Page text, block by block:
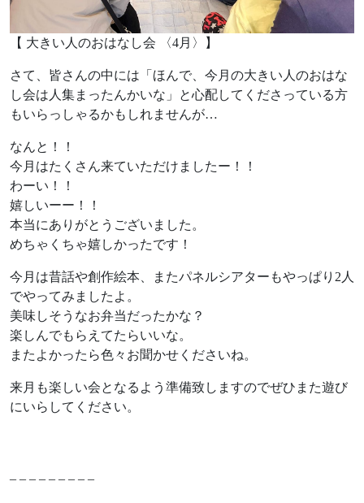
【 大きい人のおはなし会 〈4月〉】
さて、皆さんの中には「ほんで、今月の大きい人のおはな
し会は人集まったんかいな」と心配してくださっている方
もいらっしゃるかもしれませんが…
なんと！！
今月はたくさん来ていただけましたー！！
わーい！！
嬉しいーー！！
本当にありがとうございました。
めちゃくちゃ嬉しかったです！
今月は昔話や創作絵本、またパネルシアターもやっぱり2人
でやってみましたよ。
美味しそうなお弁当だったかな？
楽しんでもらえてたらいいな。
またよかったら色々お聞かせくださいね。
来月も楽しい会となるよう準備致しますのでぜひまた遊び
にいらしてください。
– – – – – – – – –